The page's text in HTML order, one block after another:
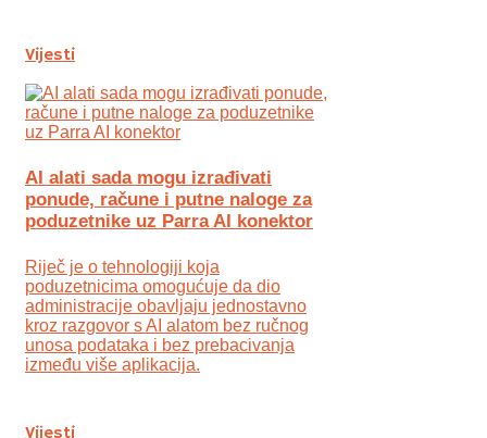
Vijesti
AI alati sada mogu izrađivati
ponude, račune i putne naloge za
poduzetnike uz Parra AI konektor
Riječ je o tehnologiji koja
poduzetnicima omogućuje da dio
administracije obavljaju jednostavno
kroz razgovor s AI alatom bez ručnog
unosa podataka i bez prebacivanja
između više aplikacija.
Vijesti